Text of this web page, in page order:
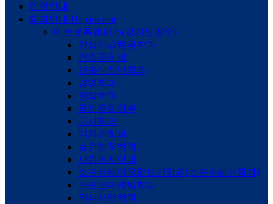
입학안내
학과안내 Department
메트로폴캠퍼스(경기도양주)
건설시스템공학과
건축공학과
건축디자인학과
경영학과
경찰학과
국제융합학부
군사학과
디자인학과
보건행정학과
사회복지학과
소프트웨어융합보안학과(소프트웨어학과)
스포츠마케팅학과
외식사업학과